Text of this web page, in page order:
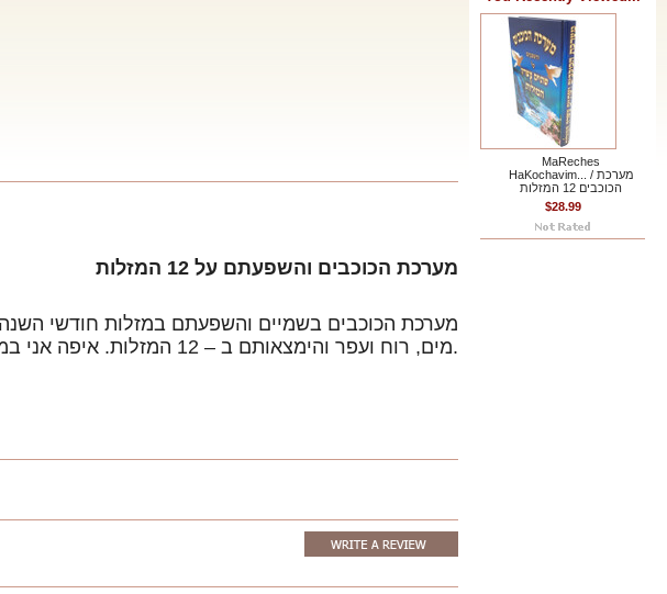
מערכת הכוכבים והשפעתם על 12 המזלות
מים, רוח ועפר והימצאותם ב – 12 המזלות. איפה אני במזל…. מזל הולדתי. השילוב המוצלח לשלב בן/בת זוג ועוד.
MaReches
HaKochavim... / מערכת
הכוכבים 12 המזלות
$28.99